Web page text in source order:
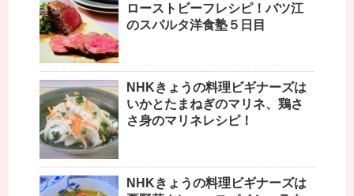
ローストビーフレシピ！バツ江
のスパルタ洋食塾５日目
NHKきょうの料理ビギナーズは
いかとたまねぎのマリネ、鶏さ
さ身のマリネレシピ！
NHKきょうの料理ビギナーズは